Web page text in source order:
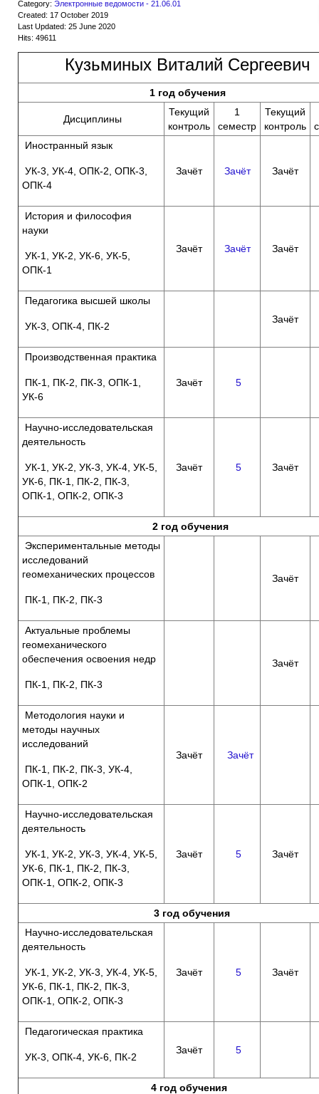
Category: Электронные ведомости - 21.06.01
Created: 17 October 2019
Last Updated: 25 June 2020
Hits: 49611
Кузьминых Виталий Сергеевич
1 год обучения
Дисциплины
Текущий
контроль
1
семестр
Текущий
контроль
Иностранный язык
УК-3, УК-4, ОПК-2, ОПК-3,
ОПК-4
Зачёт Зачёт Зачёт
История и философия
науки
УК-1, УК-2, УК-6, УК-5,
ОПК-1
Зачёт Зачёт Зачёт
Педагогика высшей школы
УК-3, ОПК-4, ПК-2
Зачёт
Производственная практика
ПК-1, ПК-2, ПК-3, ОПК-1,
УК-6
Зачёт 5
Научно-исследовательская
деятельность
УК-1, УК-2, УК-3, УК-4, УК-5,
УК-6, ПК-1, ПК-2, ПК-3,
ОПК-1, ОПК-2, ОПК-3
Зачёт 5 Зачёт
2 год обучения
Экспериментальные методы
исследований
геомеханических процессов
ПК-1, ПК-2, ПК-3
Зачёт
Актуальные проблемы
геомеханического
обеспечения освоения недр
ПК-1, ПК-2, ПК-3
Зачёт
Методология науки и
методы научных
исследований
ПК-1, ПК-2, ПК-3, УК-4,
ОПК-1, ОПК-2
Зачёт Зачёт
Научно-исследовательская
деятельность
УК-1, УК-2, УК-3, УК-4, УК-5,
УК-6, ПК-1, ПК-2, ПК-3,
ОПК-1, ОПК-2, ОПК-3
Зачёт 5 Зачёт
3 год обучения
Научно-исследовательская
деятельность
УК-1, УК-2, УК-3, УК-4, УК-5,
УК-6, ПК-1, ПК-2, ПК-3,
ОПК-1, ОПК-2, ОПК-3
Зачёт 5 Зачёт
Педагогическая практика
УК-3, ОПК-4, УК-6, ПК-2
Зачёт 5
4 год обучения